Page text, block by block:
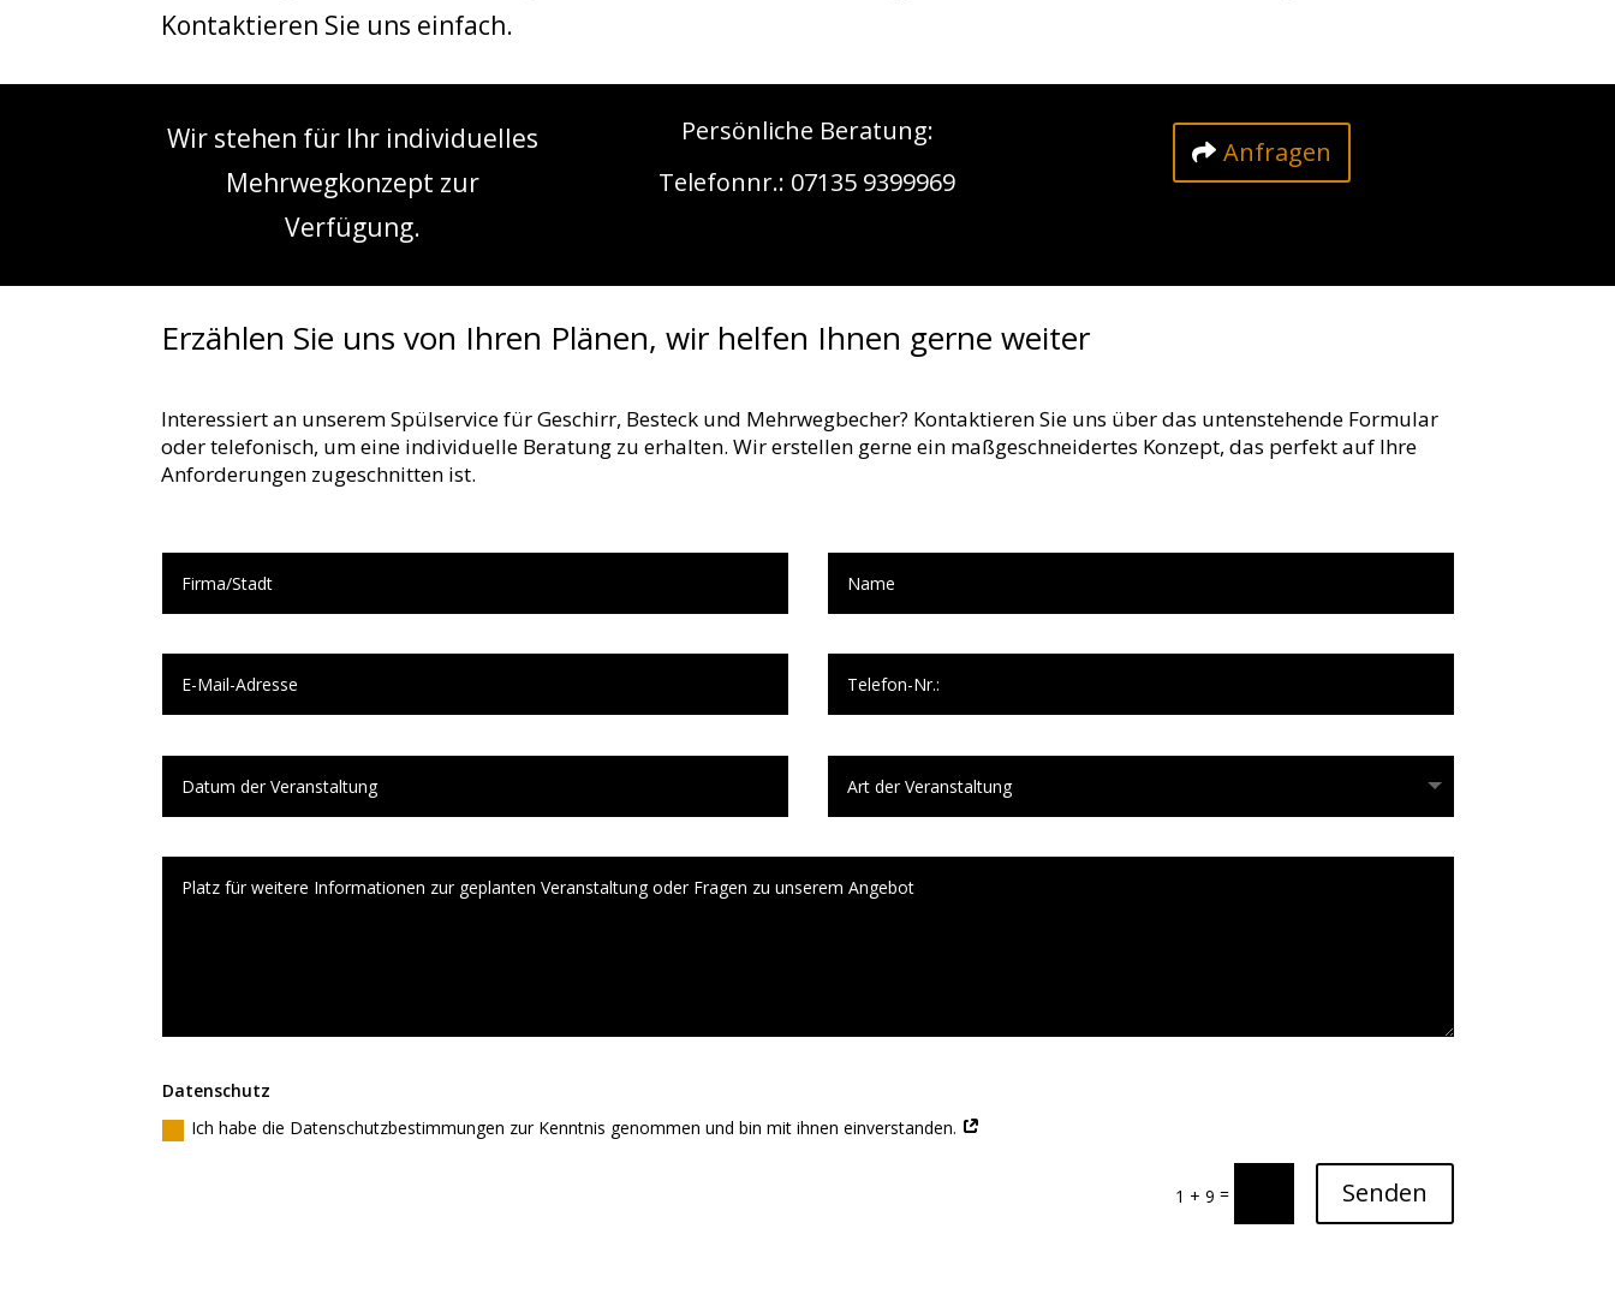
Kontaktieren Sie uns einfach.
Wir stehen für Ihr individuelles
Mehrwegkonzept zur
Verfügung.
Persönliche Beratung:
Telefonnr.: 07135 9399969
Anfragen
Erzählen Sie uns von Ihren Plänen, wir helfen Ihnen gerne weiter
Interessiert an unserem Spülservice für Geschirr, Besteck und Mehrwegbecher? Kontaktieren Sie uns über das untenstehende Formular
oder telefonisch, um eine individuelle Beratung zu erhalten. Wir erstellen gerne ein maßgeschneidertes Konzept, das perfekt auf Ihre
Anforderungen zugeschnitten ist.
Datenschutz
Ich habe die Datenschutzbestimmungen zur Kenntnis genommen und bin mit ihnen einverstanden.
1 + 9 = Senden